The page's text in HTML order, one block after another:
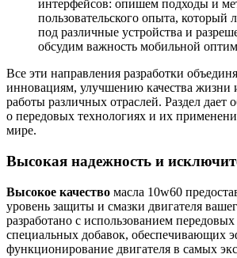
интерфейсов: опишем подходы и
пользовательского опыта, который
под различные устройства и
обсудим важность мобильной
Все эти направления разработки
инновациям, улучшению качества жизни
работы различных отраслей. Раздел дает
о передовых технологиях и их
мире.
Высокая надежность и
Высокое качество масла 10w60
уровень защиты и смазки двигателя
разработано с использованием
специальных добавок, обеспечивающих
функционирование двигателя в самых